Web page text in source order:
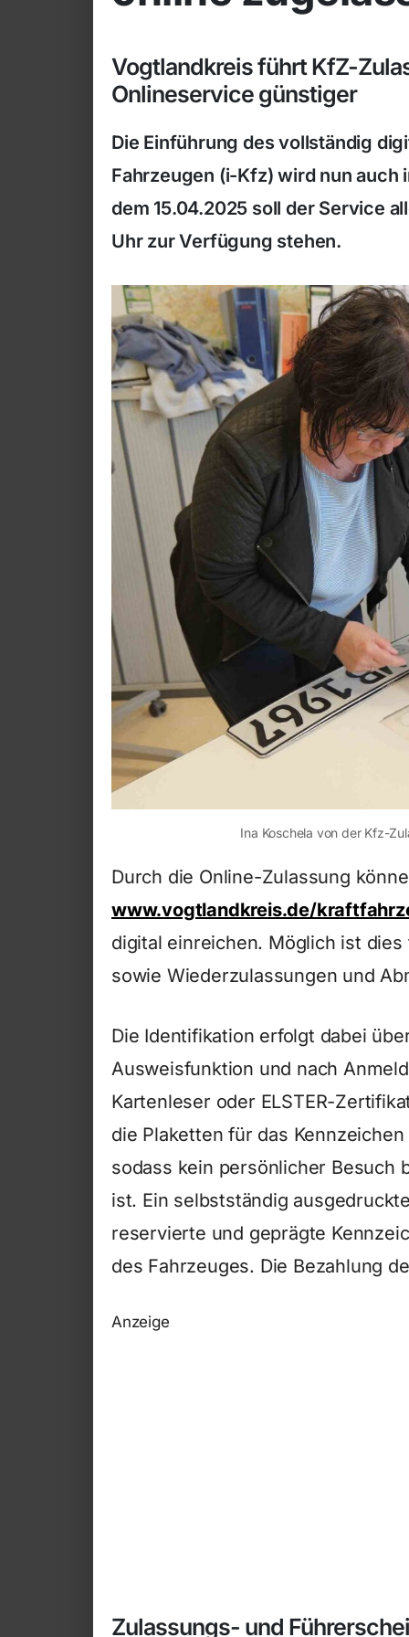
Vogtlandkreis führt KfZ-
Onlineservice günstiger
Die Einführung des vollständig
Fahrzeugen (i-Kfz) wird nun auch
dem 15.04.2025 soll der Service
Uhr zur Verfügung stehen.
Ina Koschela von der Kfz-
Durch die Online-Zulassung
www.vogtlandkreis.de/
digital einreichen. Möglich ist
sowie Wiederzulassungen und
Die Identifikation erfolgt dabei
Ausweisfunktion und nach
Kartenleser oder ELSTER-
die Plaketten für das
sodass kein persönlicher Besuch
ist. Ein selbstständig
reservierte und geprägte
des Fahrzeuges. Die Bezahlung
Anzeige
Zulassungs- und